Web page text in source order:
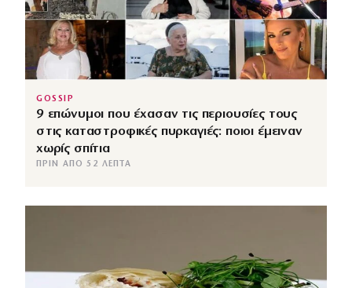
GOSSIP
9 επώνυμοι που έχασαν τις περιουσίες τους
στις καταστροφικές πυρκαγιές: ποιοι έμειναν
χωρίς σπίτια
ΠΡΙΝ ΑΠΌ 52 ΛΕΠΤΆ